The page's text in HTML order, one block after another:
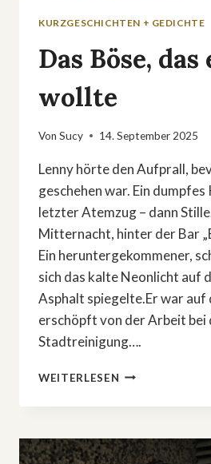
KURZGESCHICHTEN + GEDICHTE
Das Böse,
wollte
Von Sucy 14. September 2025
Lenny hörte den Aufprall,
geschehen war. Ein dumpfes
letzter Atemzug – dann
Mitternacht, hinter der Bar
Ein heruntergekommener,
sich das kalte Neonlicht auf
Asphalt spiegelte.Er war auf
erschöpft von der Arbeit bei
Stadtreinigung….
WEITERLESEN DAS
DAS
NIE
WOLLTE